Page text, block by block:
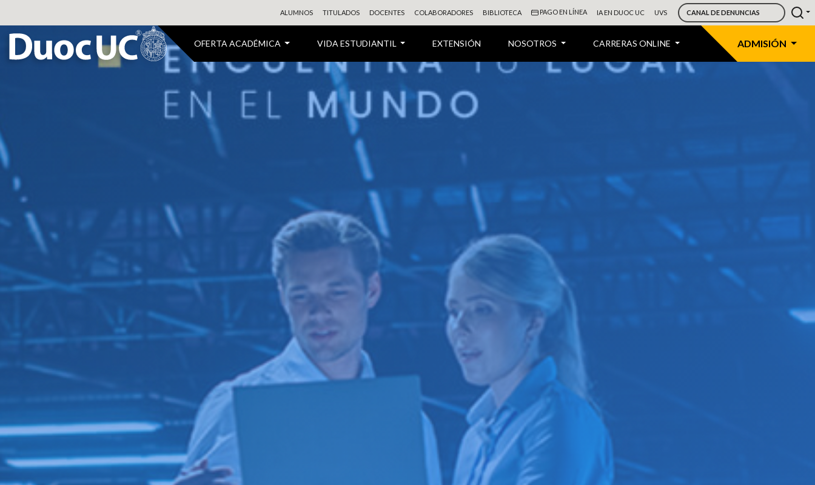
OFERTA ACADÉMICA VIDA ESTUDIANTIL EXTENSIÓN NOSOTROS CARRERAS ONLINE ADMISIÓN
ALUMNOS TITULADOS DOCENTES COLABORADORES BIBLIOTECA PAGO EN LÍNEA IA EN DUOC UC UVS CANAL DE DENUNCIAS